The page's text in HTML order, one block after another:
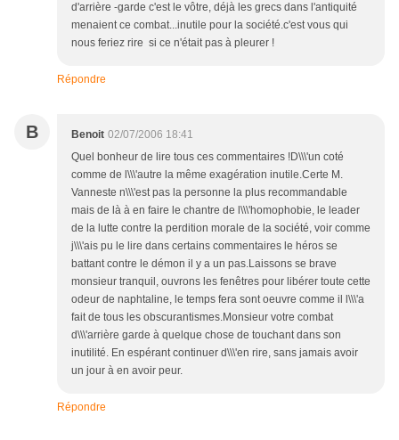
d'arrière -garde c'est le vôtre, déjà les grecs dans l'antiquité
menaient ce combat...inutile pour la société.c'est vous qui
nous feriez rire si ce n'était pas à pleurer !
Répondre
B Benoit 02/07/2006 18:41
Quel bonheur de lire tous ces commentaires !D\\\'un coté
comme de l\\\'autre la même exagération inutile.Certe M.
Vanneste n\\\'est pas la personne la plus recommandable
mais de là à en faire le chantre de l\\\'homophobie, le leader
de la lutte contre la perdition morale de la société, voir comme
j\\\'ais pu le lire dans certains commentaires le héros se
battant contre le démon il y a un pas.Laissons se brave
monsieur tranquil, ouvrons les fenêtres pour libérer toute cette
odeur de naphtaline, le temps fera sont oeuvre comme il l\\\'a
fait de tous les obscurantismes.Monsieur votre combat
d\\\'arrière garde à quelque chose de touchant dans son
inutilité. En espérant continuer d\\\'en rire, sans jamais avoir
un jour à en avoir peur.
Répondre